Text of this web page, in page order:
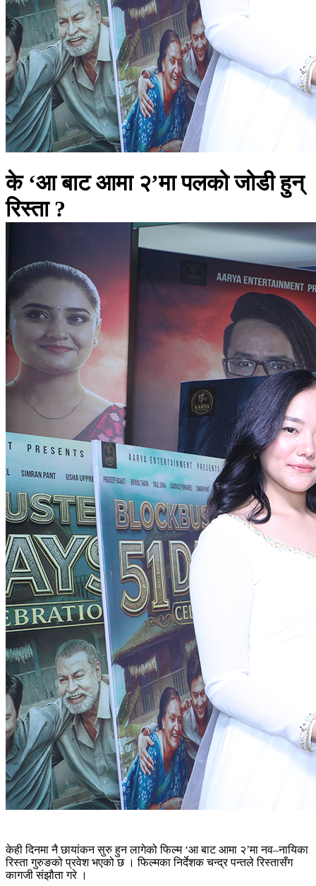
के ‘आ बाट आमा २’मा पलको जोडी हुन्
रिस्ता ?
केही दिनमा नै छायांकन सुरु हुन लागेको फिल्म ‘आ बाट आमा २’मा नव–नायिका
रिस्ता गुरुङको प्रवेश भएको छ । फिल्मका निर्देशक चन्द्र पन्तले रिस्तासँग
कागजी संझौता गरे ।